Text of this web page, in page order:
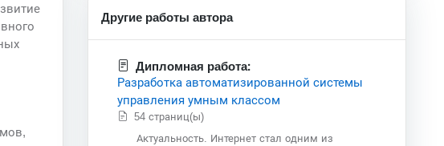
Другие работы автора
Дипломная работа:
Разработка автоматизированной системы
управления умным классом
54 страниц(ы)
Актуальность. Интернет стал одним из